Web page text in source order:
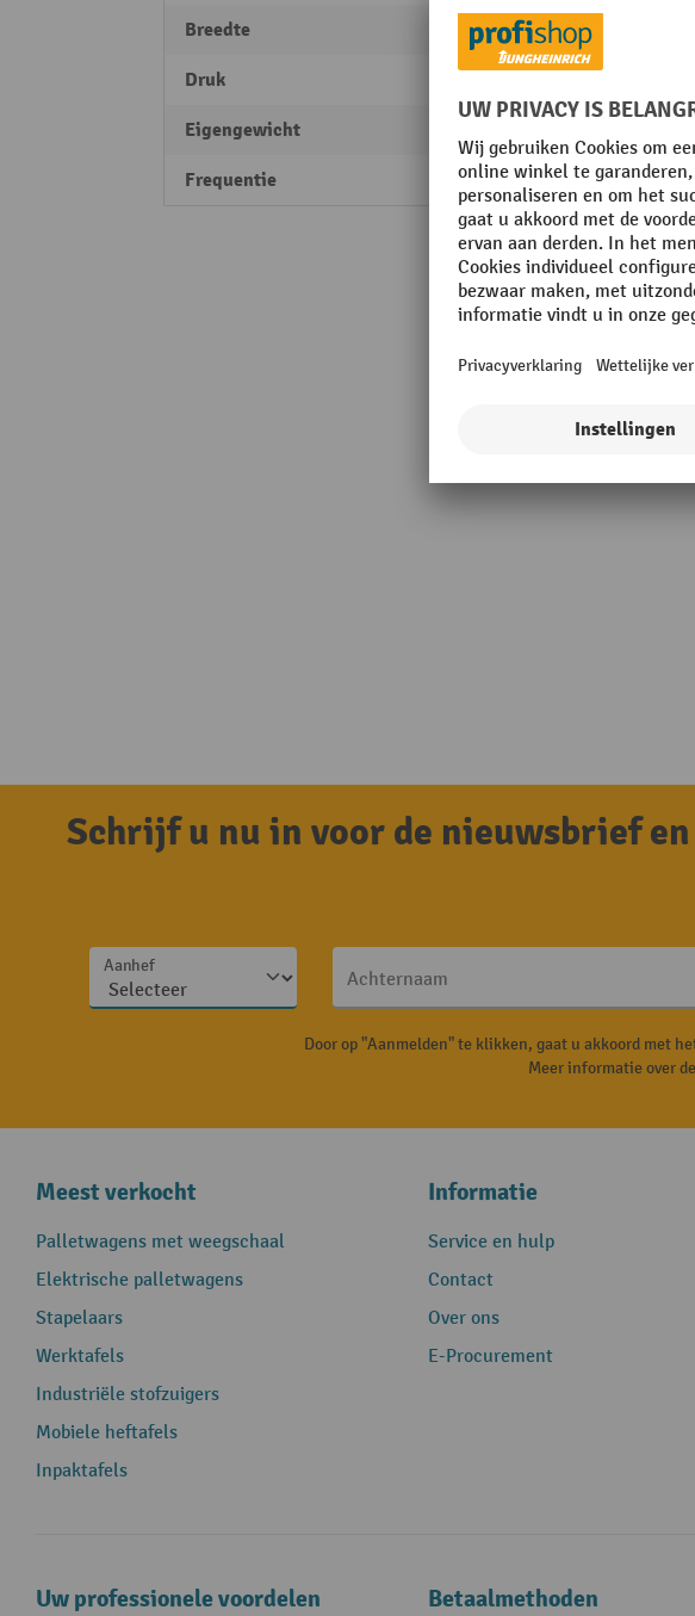
Breedte 700 mm
Druk
Eigengewicht
Frequentie 50 Hz
Schrijf u nu in voor de nieuwsbrief
Aanhef
Achternaam
Door op "Aanmelden" te klikken, gaat u akkoord met
Meer informatie over
Meest verkocht
Palletwagens met weegschaal
Elektrische palletwagens
Stapelaars
Werktafels
Industriële stofzuigers
Mobiele heftafels
Inpaktafels
Informatie
Service en hulp
Contact
Over ons
E-Procurement
Uw professionele voordelen Betaalmethoden